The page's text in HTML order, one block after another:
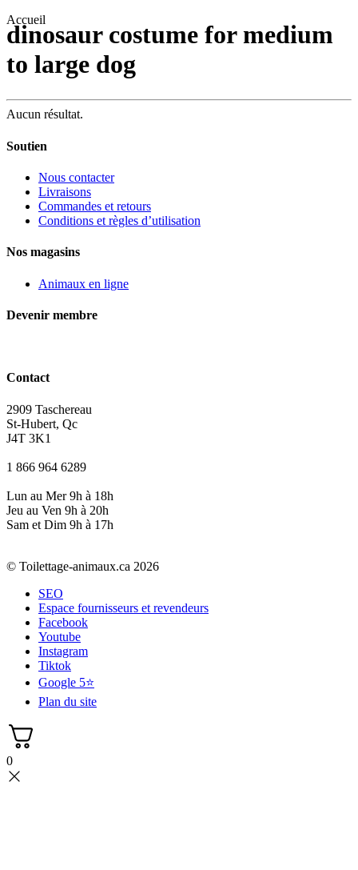
Accueil
dinosaur costume for medium
to large dog
Aucun résultat.
Soutien
Nous contacter
Livraisons
Commandes et retours
Conditions et règles d’utilisation
Nos magasins
Animaux en ligne
Devenir membre
Contact
2909 Taschereau
St-Hubert, Qc
J4T 3K1
1 866 964 6289
Lun au Mer 9h à 18h
Jeu au Ven 9h à 20h
Sam et Dim 9h à 17h
© Toilettage-animaux.ca 2026
SEO
Espace fournisseurs et revendeurs
Facebook
Youtube
Instagram
Tiktok
Google 5⭐
Plan du site
0